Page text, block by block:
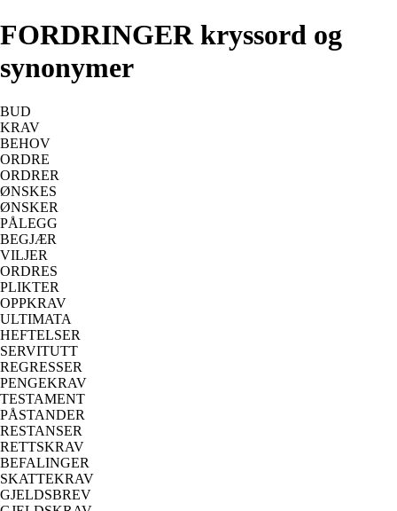
FORDRINGER kryssord og
synonymer
BUD
KRAV
BEHOV
ORDRE
ORDRER
ØNSKES
ØNSKER
PÅLEGG
BEGJÆR
VILJER
ORDRES
PLIKTER
OPPKRAV
ULTIMATA
HEFTELSER
SERVITUTT
REGRESSER
PENGEKRAV
TESTAMENT
PÅSTANDER
RESTANSER
RETTSKRAV
BEFALINGER
SKATTEKRAV
GJELDSBREV